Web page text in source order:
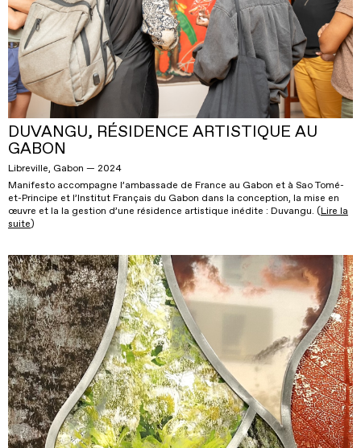
DUVANGU, RÉSIDENCE ARTISTIQUE AU
GABON
Libreville, Gabon — 2024
Manifesto accompagne l’ambassade de France au Gabon et à Sao Tomé-
et-Principe et l’Institut Français du Gabon dans la conception, la mise en
œuvre et la la gestion d’une résidence artistique inédite : Duvangu. (Lire la
suite)